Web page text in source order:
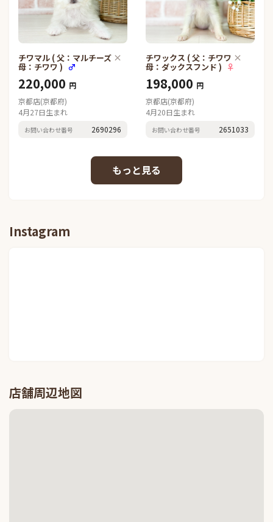
チワマル ( 父：マルチーズ ×
母：チワワ ) ♂
220,000 円
京都店(京都府)
4月27日生まれ
お問い合わせ番号 2690296
チワックス ( 父：チワワ ×
母：ダックスフンド ) ♀
198,000 円
京都店(京都府)
4月20日生まれ
お問い合わせ番号 2651033
Instagram
店舗周辺地図